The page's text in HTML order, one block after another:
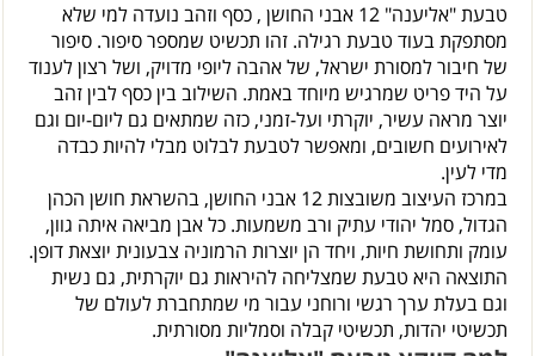
טבעת "אליענה" 12 אבני החושן , כסף וזהב נועדה למי שלא
מסתפקת בעוד טבעת רגילה. זהו תכשיט שמספר סיפור. סיפור
של חיבור למסורת ישראל, של אהבה ליופי מדויק, ושל רצון לענוד
על היד פריט שמרגיש מיוחד באמת. השילוב בין כסף לבין זהב
יוצר מראה עשיר, יוקרתי ועל-זמני, כזה שמתאים גם ליום-יום וגם
לאירועים חשובים, ומאפשר לטבעת לבלוט מבלי להיות כבדה
מדי לעין.
במרכז העיצוב משובצות 12 אבני החושן, בהשראת חושן הכהן
הגדול, סמל יהודי עתיק ורב משמעות. כל אבן מביאה איתה גוון,
עומק ותחושת חיות, ויחד הן יוצרות הרמוניה צבעונית יוצאת דופן.
התוצאה היא טבעת שמצליחה להיראות גם יוקרתית, גם נשית
וגם בעלת ערך רגשי ורוחני עבור מי שמתחברת לעולם של
תכשיטי יהדות, תכשיטי קבלה וסמליות מסורתית.